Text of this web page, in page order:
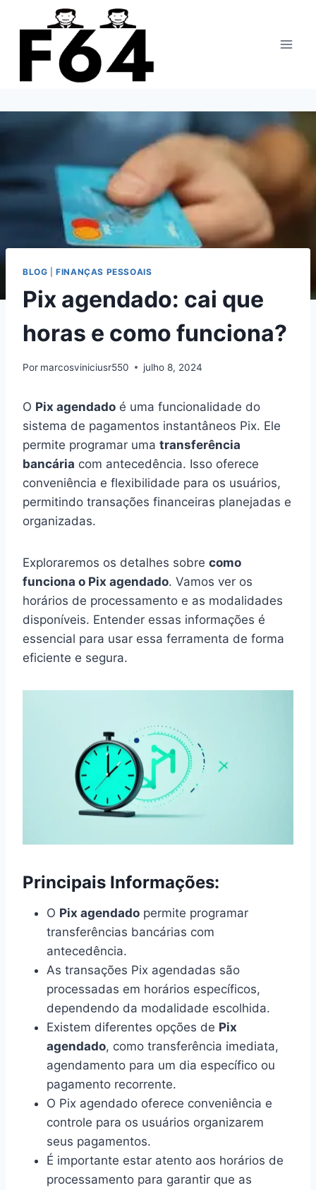
para
BLOG |FINANÇAS PESSOAIS
Pix agendado: cai que
horas e como funciona?
Por marcosviniciusr550 julho 8, 2024
O Pix agendado é uma funcionalidade do
sistema de pagamentos instantâneos Pix. Ele
permite programar uma transferência
bancária com antecedência. Isso oferece
conveniência e flexibilidade para os usuários,
permitindo transações financeiras planejadas e
organizadas.
Exploraremos os detalhes sobre como
funciona o Pix agendado. Vamos ver os
horários de processamento e as modalidades
disponíveis. Entender essas informações é
essencial para usar essa ferramenta de forma
eficiente e segura.
Principais Informações:
O Pix agendado permite programar
transferências bancárias com
antecedência.
As transações Pix agendadas são
processadas em horários específicos,
dependendo da modalidade escolhida.
Existem diferentes opções de Pix
agendado, como transferência imediata,
agendamento para um dia específico ou
pagamento recorrente.
O Pix agendado oferece conveniência e
controle para os usuários organizarem
seus pagamentos.
É importante estar atento aos horários de
processamento para garantir que as